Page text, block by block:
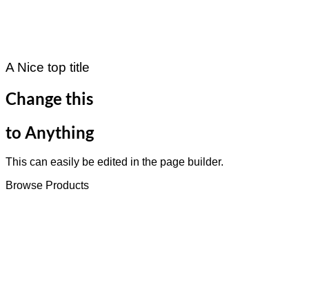
A Nice top title
Change this
to Anything
This can easily be edited in the page builder.
Browse Products